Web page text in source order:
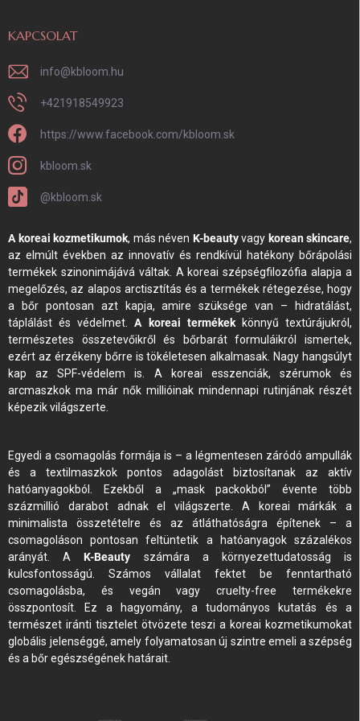
KAPCSOLAT
info@kbloom.hu
+421918549923
https://www.facebook.com/kbloom.sk
kbloom.sk
@kbloom.sk
A koreai kozmetikumok, más néven K-beautyvagy korean skincare,
az elmúlt években az innovatív és rendkívül hatékony bőrápolási
termékek szinonimájává váltak. A koreai szépségfilozófia alapja a
megelőzés, az alapos arctisztítás és a termékek rétegezése, hogy
a bőr pontosan azt kapja, amire szüksége van – hidratálást,
táplálást és védelmet.A koreai termékekkönnyű textúrájukról,
természetes összetevőikről és bőrbarát formuláikról ismertek,
ezért az érzékeny bőrre is tökéletesen alkalmasak. Nagy hangsúlyt
kap az SPF-védelem is. A koreai esszenciák, szérumok és
arcmaszkok ma már nők millióinak mindennapi rutinjának részét
képezik világszerte.
Egyedi a csomagolás formája is – a légmentesen záródó ampullák
és a textilmaszkok pontos adagolást biztosítanak az aktív
hatóanyagokból. Ezekből a „mask packokból” évente több
százmillió darabot adnak el világszerte. A koreai márkák a
minimalista összetételre és az átláthatóságra építenek – a
csomagoláson pontosan feltüntetik a hatóanyagok százalékos
arányát. A K-Beauty számára a környezettudatosság is
kulcsfontosságú. Számos vállalat fektet be fenntartható
csomagolásba, és vegán vagy cruelty-free termékekre
összpontosít. Ez a hagyomány, a tudományos kutatás és a
természet iránti tisztelet ötvözete teszi a koreai kozmetikumokat
globális jelenséggé, amely folyamatosan új szintre emeli a szépség
és a bőr egészségének határait.